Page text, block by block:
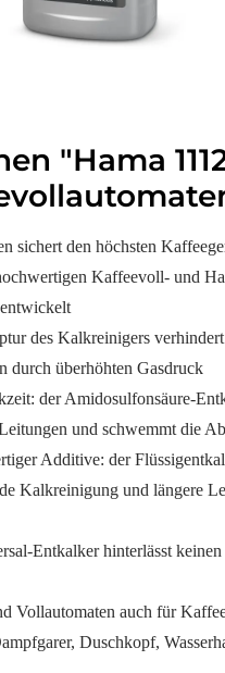
"Hama
sichert den höchsten
Kaffeevoll- und
des Kalkreinigers
durch überhöhten Gasdruck
der Amidosulfonsäure-
und schwemmt die
Additive: der
Kalkreinigung und längere
Entkalker hinterlässt
Vollautomaten auch für
Duschkopf,